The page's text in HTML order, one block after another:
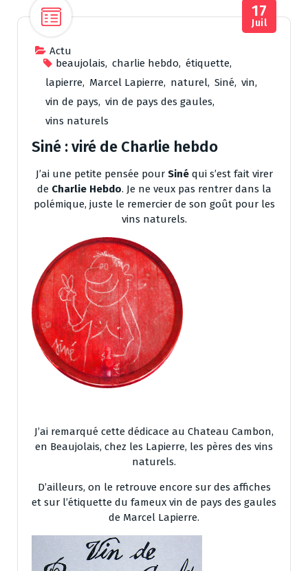
Actu
beaujolais, charlie hebdo, étiquette,
lapierre, Marcel Lapierre, naturel, Siné, vin,
vin de pays, vin de pays des gaules,
vins naturels
17
Juil
Siné : viré de Charlie hebdo
J’ai une petite pensée pour Siné qui s’est fait virer
de Charlie Hebdo. Je ne veux pas rentrer dans la
polémique, juste le remercier de son goût pour les
vins naturels.
J’ai remarqué cette dédicace au Chateau Cambon,
en Beaujolais, chez les Lapierre, les pères des vins
naturels.
D’ailleurs, on le retrouve encore sur des affiches
et sur l’étiquette du fameux vin de pays des gaules
de Marcel Lapierre.